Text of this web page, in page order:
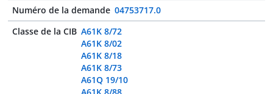
Numéro de la demande 04753717.0
Classe de la CIB A61K 8/72
A61K 8/02
A61K 8/18
A61K 8/73
A61Q 19/10